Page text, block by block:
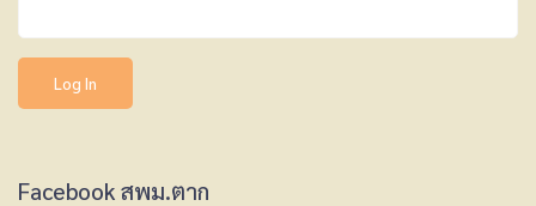
Facebook สพม.ตาก